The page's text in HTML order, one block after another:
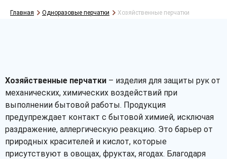
Главная Одноразовые перчатки Хозяйственные перчатки
Хозяйственные перчатки – изделия для защиты рук от
механических, химических воздействий при
выполнении бытовой работы. Продукция
предупреждает контакт с бытовой химией, исключая
раздражение, аллергическую реакцию. Это барьер от
природных красителей и кислот, которые
присутствуют в овощах, фруктах, ягодах. Благодаря